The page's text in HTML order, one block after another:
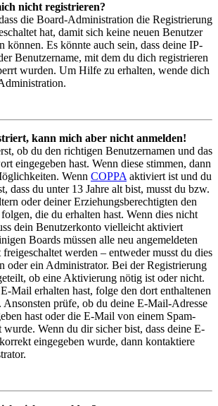
nicht registrieren?
die Board-Administration die Registrierung
hat, damit sich keine neuen Benutzer
können. Es könnte auch sein, dass deine IP-
Benutzername, mit dem du dich registrieren
wurden. Um Hilfe zu erhalten, wende dich
kann mich aber nicht anmelden!
ob du den richtigen Benutzernamen und das
eingegeben hast. Wenn diese stimmen, dann
Wenn COPPA aktiviert ist und du
dass du unter 13 Jahre alt bist, musst du bzw.
oder deiner Erziehungsberechtigten den
die du erhalten hast. Wenn dies nicht
dein Benutzerkonto vielleicht aktiviert
Boards müssen alle neu angemeldeten
werden – entweder musst du dies
oder ein Administrator. Bei der Registrierung
ob eine Aktivierung nötig ist oder nicht.
Mail erhalten hast, folge den dort enthaltenen
Ansonsten prüfe, ob du deine E-Mail-Adresse
hast oder die E-Mail von einem Spam-
Wenn du dir sicher bist, dass deine E-
eingegeben wurde, dann kontaktiere